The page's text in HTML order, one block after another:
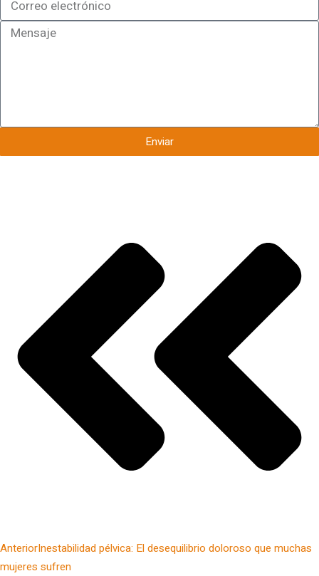
Enviar
AnteriorInestabilidad pélvica: El desequilibrio doloroso que muchas
mujeres sufren